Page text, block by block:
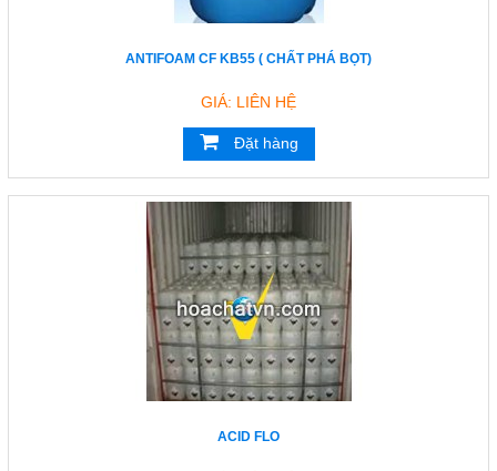
ANTIFOAM CF KB55 ( CHẤT PHÁ BỌT)
GIÁ: LIÊN HỆ
Đặt hàng
ACID FLO